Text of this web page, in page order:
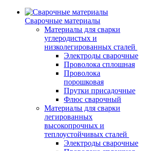
Сварочные материалы
Материалы для сварки
углеродистых и
низколегированных сталей
Электроды сварочные
Проволока сплошная
Проволока
порошковая
Прутки присадочные
Флюс сварочный
Материалы для сварки
легированных
высокопрочных и
теплоустойчивых сталей
Электроды сварочные